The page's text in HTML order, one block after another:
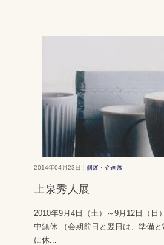
2014年04月23日 | 個展・企画展
上泉秀人展
2010年9月4日（土）～9月12日（日
中無休 （会期前日と翌日は、準備
に休...